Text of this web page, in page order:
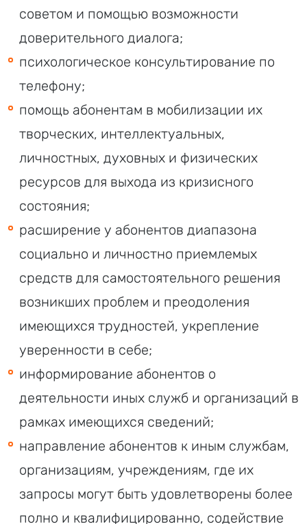
советом и помощью возможности
доверительного диалога;
психологическое консультирование по
телефону;
помощь абонентам в мобилизации их
творческих, интеллектуальных,
личностных, духовных и физических
ресурсов для выхода из кризисного
состояния;
расширение у абонентов диапазона
социально и личностно приемлемых
средств для самостоятельного решения
возникших проблем и преодоления
имеющихся трудностей, укрепление
уверенности в себе;
информирование абонентов о
деятельности иных служб и организаций в
рамках имеющихся сведений;
направление абонентов к иным службам,
организациям, учреждениям, где их
запросы могут быть удовлетворены более
полно и квалифицированно, содействие